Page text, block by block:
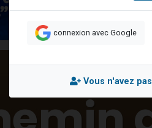
viennent de nous rejoindre sur
viennent de nous rejoindre sur
viennent de nous rejoindre sur
personnes viennent de faire un don pour
émission radio : Visions de grandeur
viennent de demander une
connexion avec Google
Vous n'avez